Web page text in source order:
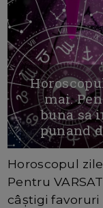
mai.
buna sa
punand
Horoscopul
Pentru
câștigi